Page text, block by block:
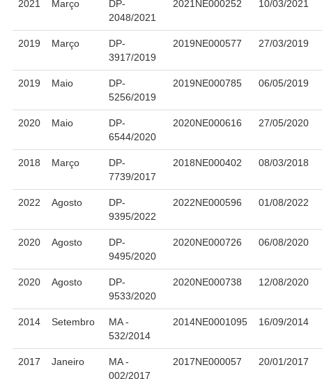
2021 Março
DP-
2048/2021
2021NE000252 10/03/2021
2019 Março
DP-
3917/2019
2019NE000577 27/03/2019
2019 Maio
DP-
5256/2019
2019NE000785 06/05/2019
2020 Maio
DP-
6544/2020
2020NE000616 27/05/2020
2018 Março
DP-
7739/2017
2018NE000402 08/03/2018
2022 Agosto
DP-
9395/2022
2022NE000596 01/08/2022
2020 Agosto
DP-
9495/2020
2020NE000726 06/08/2020
2020 Agosto
DP-
9533/2020
2020NE000738 12/08/2020
2014 Setembro
MA -
532/2014
2014NE0001095 16/09/2014
2017 Janeiro
MA -
002/2017
2017NE000057 20/01/2017